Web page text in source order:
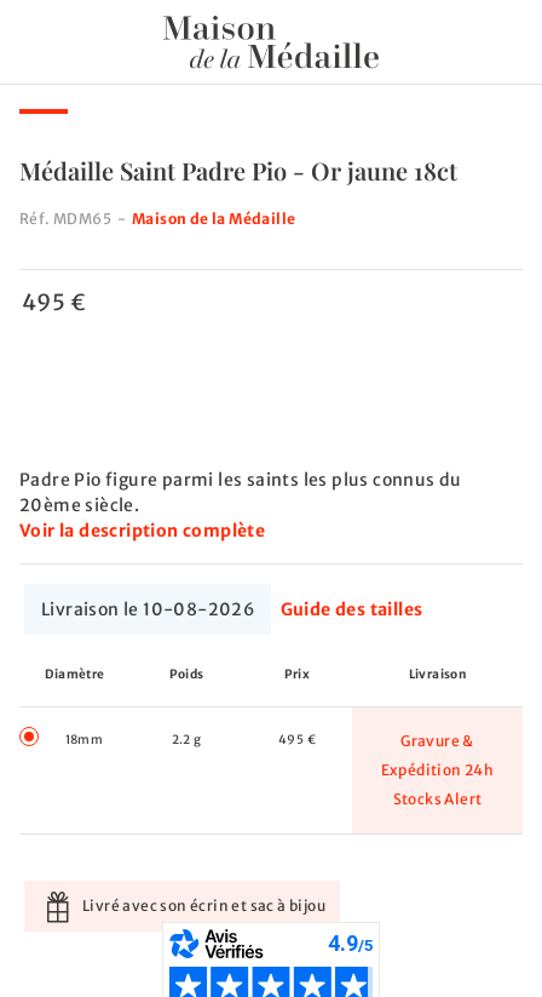
Médaille Saint Padre Pio - Or jaune 18ct
Réf. MDM65 -Maison de la Médaille
495 €
Padre Pio figure parmi les saints les plus connus du
20ème siècle.
Voir la description complète
Livraison le 10-08-2026 Guide des tailles
Diamètre Poids Prix Livraison
18mm 2.2 g 495 €
Gravure &
Expédition 24h
Stocks Alert
Livré avec son écrin et sac à bijou